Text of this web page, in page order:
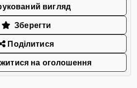
вигляд
Зберегти
Поділитися
на оголошення